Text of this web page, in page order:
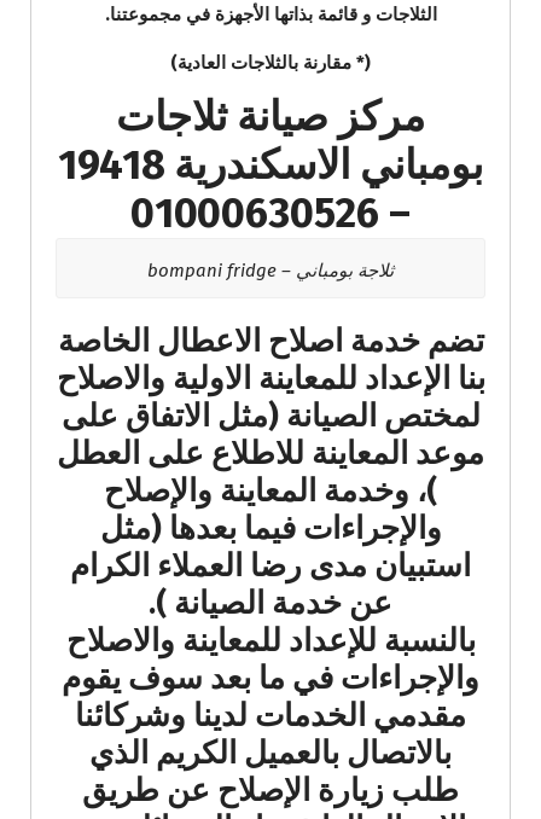
الثلاجات و قائمة بذاتها الأجهزة في مجموعتنا.
(* مقارنة بالثلاجات العادية)
مركز صيانة ثلاجات
بومباني الاسكندرية 19418
– 01000630526
ثلاجة بومباني – bompani fridge
تضم خدمة اصلاح الاعطال الخاصة
بنا الإعداد للمعاينة الاولية والاصلاح
لمختص الصيانة (مثل الاتفاق على
موعد المعاينة للاطلاع على العطل
)، وخدمة المعاينة والإصلاح
والإجراءات فيما بعدها (مثل
استبيان مدى رضا العملاء الكرام
عن خدمة الصيانة ).
بالنسبة للإعداد للمعاينة والاصلاح
والإجراءات في ما بعد سوف يقوم
مقدمي الخدمات لدينا وشركائنا
بالاتصال بالعميل الكريم الذي
طلب زيارة الإصلاح عن طريق